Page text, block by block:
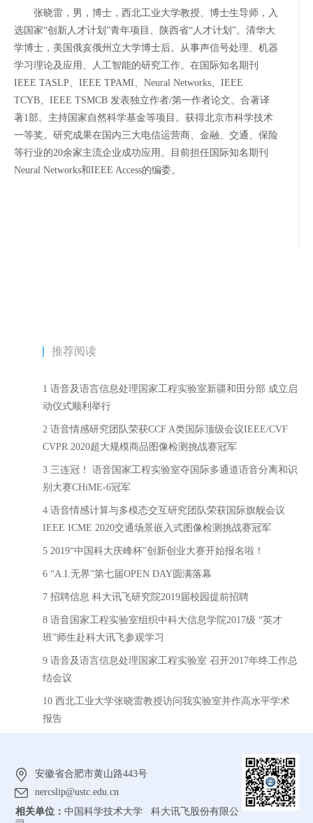
张晓雷，男，博士，西北工业大学教授、博士生导师，入
选国家“创新人才计划”青年项目、陕西省“人才计划”。清华大
学博士，美国俄亥俄州立大学博士后。从事声信号处理、机器
学习理论及应用、人工智能的研究工作。在国际知名期刊
IEEE TASLP、IEEE TPAMI、Neural Networks、IEEE
TCYB、IEEE TSMCB 发表独立作者/第一作者论文。合著译
著1部。主持国家自然科学基金等项目。获得北京市科学技术
一等奖。研究成果在国内三大电信运营商、金融、交通、保险
等行业的20余家主流企业成功应用。目前担任国际知名期刊
Neural Networks和IEEE Access的编委。
推荐阅读
1 语音及语言信息处理国家工程实验室新疆和田分部 成立启
动仪式顺利举行
2 语音情感研究团队荣获CCF A类国际顶级会议IEEE/CVF
CVPR 2020超大规模商品图像检测挑战赛冠军
3 三连冠！ 语音国家工程实验室夺国际多通道语音分离和识
别大赛CHiME-6冠军
4 语音情感计算与多模态交互研究团队荣获国际旗舰会议
IEEE ICME 2020交通场景嵌入式图像检测挑战赛冠军
5 2019“中国科大庆峰杯”创新创业大赛开始报名啦！
6 “A.I.无界”第七届OPEN DAY圆满落幕
7 招聘信息 科大讯飞研究院2019届校园提前招聘
8 语音国家工程实验室组织中科大信息学院2017级 “英才
班”师生赴科大讯飞参观学习
9 语音及语言信息处理国家工程实验室 召开2017年终工作总
结会议
10 西北工业大学张晓雷教授访问我实验室并作高水平学术
报告
安徽省合肥市黄山路443号
nercslip@ustc.edu.cn
相关单位： 中国科学技术大学 科大讯飞股份有限公